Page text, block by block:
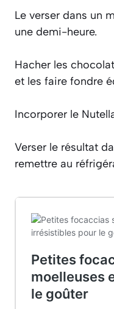
Le verser dans un
une demi-heure.
Hacher les
et les faire fondre
Incorporer le
Verser le résultat
remettre au